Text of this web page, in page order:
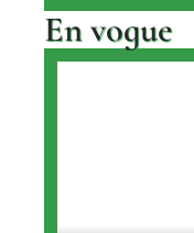
En vogue